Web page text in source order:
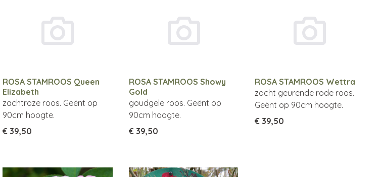
ROSA STAMROOS Queen
Elizabeth
zachtroze roos. Geënt op
90cm hoogte.
€ 39,50
ROSA STAMROOS Showy
Gold
goudgele roos. Geënt op
90cm hoogte.
€ 39,50
ROSA STAMROOS Wettra
zacht geurende rode roos.
Geënt op 90cm hoogte.
€ 39,50